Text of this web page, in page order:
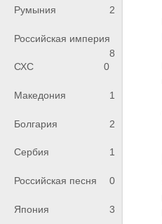
Румыния 2
Российская империя
8
СХС
0
Македония 1
Болгария 2
Сербия 1
Российская песня 0
Япония 3